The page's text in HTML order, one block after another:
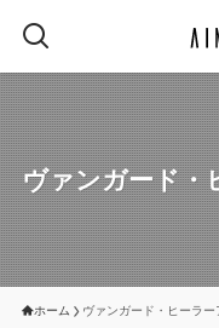
ヴァンガード・
ホーム ヴァンガード・ヒーラー